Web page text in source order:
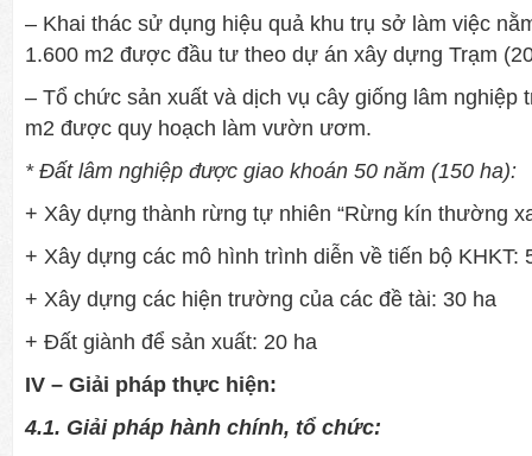
– Khai thác sử dụng hiệu quả khu trụ sở làm việc
1.600 m2 đư­ợc đầu tư­ theo dự án xây dựng Trạm
– Tổ chức sản xuất và dịch vụ cây giống lâm nghiệp
m2 đư­ợc quy hoạch làm v­ườn ư­ơm.
* Đất lâm nghiệp đ­ược giao khoán 50 năm (150 ha):
+ Xây dựng thành rừng tự nhiên “Rừng kín thường
+ Xây dựng các mô hình trình diễn về tiến bộ KHKT:
+ Xây dựng các hiện trư­ờng của các đề tài: 30 ha
+ Đất giành để sản xuất: 20 ha
IV – Giải pháp thực hiện:
4.1. Giải pháp hành chính, tổ chức: